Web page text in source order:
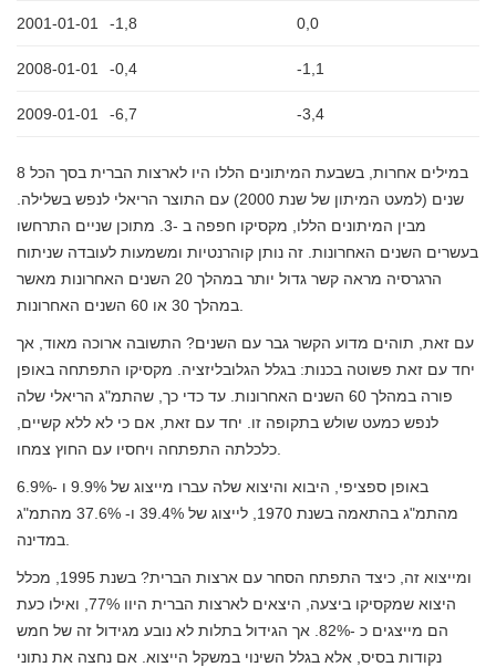
2001-01-01 -1,8 0,0
2008-01-01 -0,4 -1,1
2009-01-01 -6,7 -3,4
במילים אחרות, בשבעת המיתונים הללו היו לארצות הברית בסך הכל 8
שנים (למעט המיתון של שנת 2000) עם התוצר הריאלי לנפש בשלילה.
מבין המיתונים הללו, מקסיקו חפפה ב -3. מתוכן שניים התרחשו
בעשרים השנים האחרונות. זה נותן קוהרנטיות ומשמעות לעובדה שניתוח
הרגרסיה מראה קשר גדול יותר במהלך 20 השנים האחרונות מאשר
עם זאת, תוהים מדוע הקשר גבר עם השנים? התשובה ארוכה מאוד, אך
יחד עם זאת פשוטה בכנות: בגלל הגלובליזציה. מקסיקו התפתחה באופן
פורה במהלך 60 השנים האחרונות. עד כדי כך, שהתמ"ג הריאלי שלה
לנפש כמעט שולש בתקופה זו. יחד עם זאת, אם כי לא ללא קשיים,
באופן ספציפי, היבוא והיצוא שלה עברו מייצוג של 9.9% ו -6.9%
מהתמ"ג בהתאמה בשנת 1970, לייצוג של 39.4% ו- 37.6% מהתמ"ג
ומייצוא זה, כיצד התפתח הסחר עם ארצות הברית? בשנת 1995, מכלל
היצוא שמקסיקו ביצעה, היצאים לארצות הברית היוו 77%, ואילו כעת
הם מייצגים כ -82%. אך הגידול בתלות לא נובע מגידול זה של חמש
נקודות בסיס, אלא בגלל השינוי במשקל הייצוא. אם נחצה את נתוני